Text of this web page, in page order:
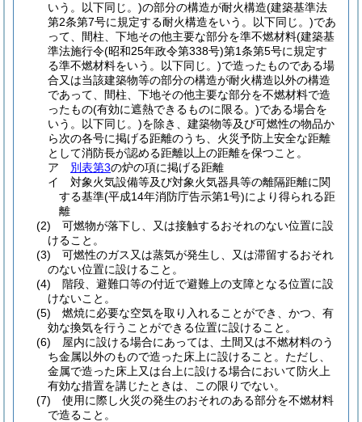
いう。以下同じ。)の部分の構造が耐火構造(建築基準法
第2条第7号に規定する耐火構造をいう。以下同じ。)であ
って、間柱、下地その他主要な部分を準不燃材料(建築基
準法施行令(昭和25年政令第338号)第1条第5号に規定す
る準不燃材料をいう。以下同じ。)で造ったものである場
合又は当該建築物等の部分の構造が耐火構造以外の構造
であって、間柱、下地その他主要な部分を不燃材料で造
ったもの(有効に遮熱できるものに限る。)である場合を
いう。以下同じ。)を除き、建築物等及び可燃性の物品か
ら次の各号に掲げる距離のうち、火災予防上安全な距離
として消防長が認める距離以上の距離を保つこと。
ア
別表第3の炉の項に掲げる距離
イ
対象火気設備等及び対象火気器具等の離隔距離に関
する基準(平成14年消防庁告示第1号)により得られる距
離
(2)
可燃物が落下し、又は接触するおそれのない位置に設
けること。
(3)
可燃性のガス又は蒸気が発生し、又は滞留するおそれ
のない位置に設けること。
(4)
階段、避難口等の付近で避難上の支障となる位置に設
けないこと。
(5)
燃焼に必要な空気を取り入れることができ、かつ、有
効な換気を行うことができる位置に設けること。
(6)
屋内に設ける場合にあっては、土間又は不燃材料のう
ち金属以外のもので造った床上に設けること。 ただし、
金属で造った床上又は台上に設ける場合において防火上
有効な措置を講じたときは、この限りでない。
(7)
使用に際し火災の発生のおそれのある部分を不燃材料
で造ること。